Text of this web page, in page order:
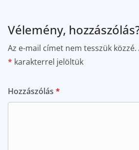
Vélemény,
Az e-mail címet nem tesszük közzé.
* karakterrel jelöltük
Hozzászólás *